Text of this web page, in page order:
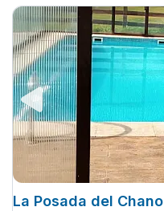
La Posada del Chano